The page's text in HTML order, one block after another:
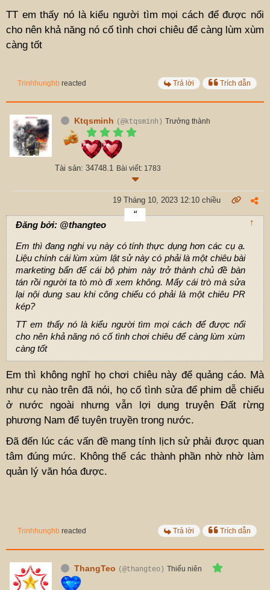
TT em thấy nó là kiểu người tìm mọi cách để được nổi
cho nên khả năng nó cố tình chơi chiêu để càng lùm xùm
càng tốt
Trinhhunghb reacted Trả lời Trích dẫn
Ktqsminh (@ktqsminh) Trưởng thành
Tài sản: 34748.1 Bài viết: 1783
19 Tháng 10, 2023 12:10 chiều
Đăng bởi: @thangteo ↑
Em thì đang nghi vụ này có tính thực dụng hơn các cụ ạ.
Liệu chính cái lùm xùm lật sử này có phải là một chiêu bài
marketing bẩn để cái bộ phim này trở thành chủ đề bàn
tán rồi người ta tò mò đi xem không. Mấy cái trò mà sửa
lại nội dung sau khi công chiếu có phải là một chiêu PR
kép?
TT em thấy nó là kiểu người tìm mọi cách để được nổi
cho nên khả năng nó cố tình chơi chiêu để càng lùm xùm
càng tốt
Em thì không nghĩ họ chơi chiêu này để quảng cáo. Mà
như cụ nào trên đã nói, họ cố tình sửa để phim dễ chiếu
ở nước ngoài nhưng vẫn lợi dụng truyện Đất rừng
phương Nam để tuyên truyền trong nước.
Đã đến lúc các vấn đề mang tính lịch sử phải được quan
tâm đúng mức. Không thể các thành phần nhờ nhờ làm
quản lý văn hóa được.
Trinhhunghb reacted Trả lời Trích dẫn
ThangTeo (@thangteo) Thiếu niên